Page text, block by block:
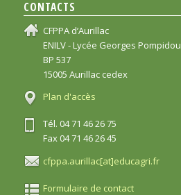
CONTACTS
CFPPA d’Aurillac
ENILV - Lycée Georges Pompidou
BP 537
15005 Aurillac cedex
Plan d'accès
Tél. 04 71 46 26 75
Fax 04 71 46 26 45
cfppa.aurillac[at]educagri.fr
Formulaire de contact